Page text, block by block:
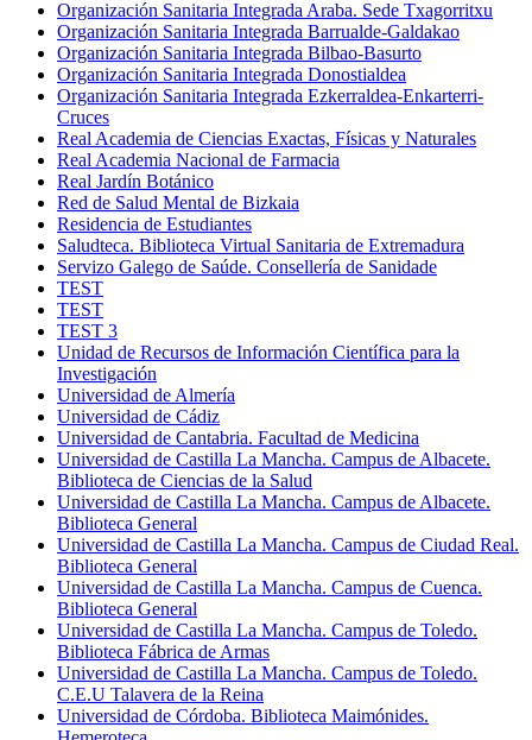
Organización Sanitaria Integrada Araba. Sede Txagorritxu
Organización Sanitaria Integrada Barrualde-Galdakao
Organización Sanitaria Integrada Bilbao-Basurto
Organización Sanitaria Integrada Donostialdea
Organización Sanitaria Integrada Ezkerraldea-Enkarterri-
Cruces
Real Academia de Ciencias Exactas, Físicas y Naturales
Real Academia Nacional de Farmacia
Real Jardín Botánico
Red de Salud Mental de Bizkaia
Residencia de Estudiantes
Saludteca. Biblioteca Virtual Sanitaria de Extremadura
Servizo Galego de Saúde. Consellería de Sanidade
TEST
TEST
TEST 3
Unidad de Recursos de Información Científica para la
Investigación
Universidad de Almería
Universidad de Cádiz
Universidad de Cantabria. Facultad de Medicina
Universidad de Castilla La Mancha. Campus de Albacete.
Biblioteca de Ciencias de la Salud
Universidad de Castilla La Mancha. Campus de Albacete.
Biblioteca General
Universidad de Castilla La Mancha. Campus de Ciudad Real.
Biblioteca General
Universidad de Castilla La Mancha. Campus de Cuenca.
Biblioteca General
Universidad de Castilla La Mancha. Campus de Toledo.
Biblioteca Fábrica de Armas
Universidad de Castilla La Mancha. Campus de Toledo.
C.E.U Talavera de la Reina
Universidad de Córdoba. Biblioteca Maimónides.